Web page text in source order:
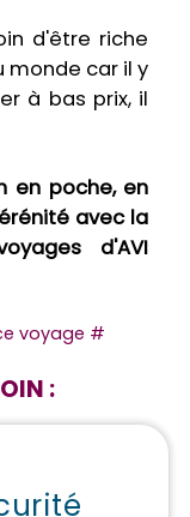
d'être riche
monde car il y
à bas prix, il
en poche, en
avec la
d'AVI
voyage #
: